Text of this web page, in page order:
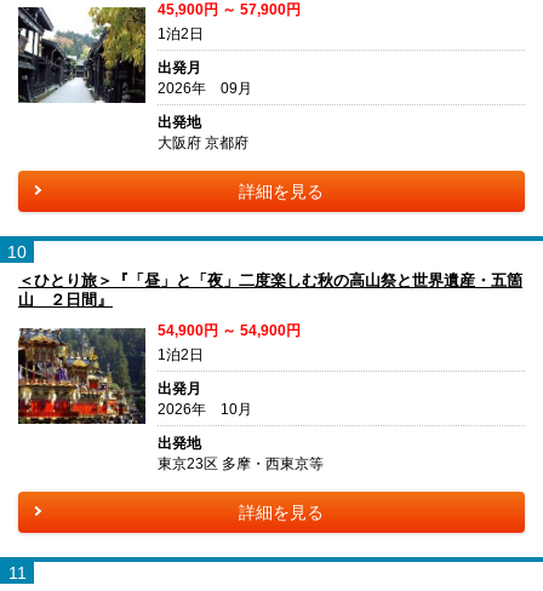
45,900円 ～ 57,900円
1泊2日
出発月
2026年 09月
出発地
大阪府 京都府
詳細を見る
10
＜ひとり旅＞『「昼」と「夜」二度楽しむ秋の高山祭と世界遺産・五箇
山 ２日間』
54,900円 ～ 54,900円
1泊2日
出発月
2026年 10月
出発地
東京23区 多摩・西東京等
詳細を見る
11